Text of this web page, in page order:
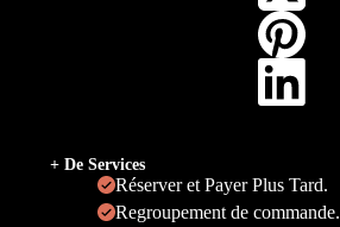
+ De Services
Réserver et Payer Plus Tard.
Regroupement de commande.